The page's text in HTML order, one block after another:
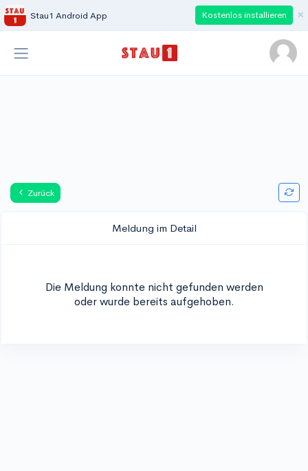
Stau1 Android App Kostenlos installieren ×
Zurück
Meldung im Detail
Die Meldung konnte nicht gefunden werden
oder wurde bereits aufgehoben.